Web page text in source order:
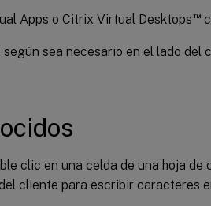
Apps o Citrix Virtual Desktops™
sea necesario en el lado del
clic en una celda de una hoja de
cliente para escribir caracteres